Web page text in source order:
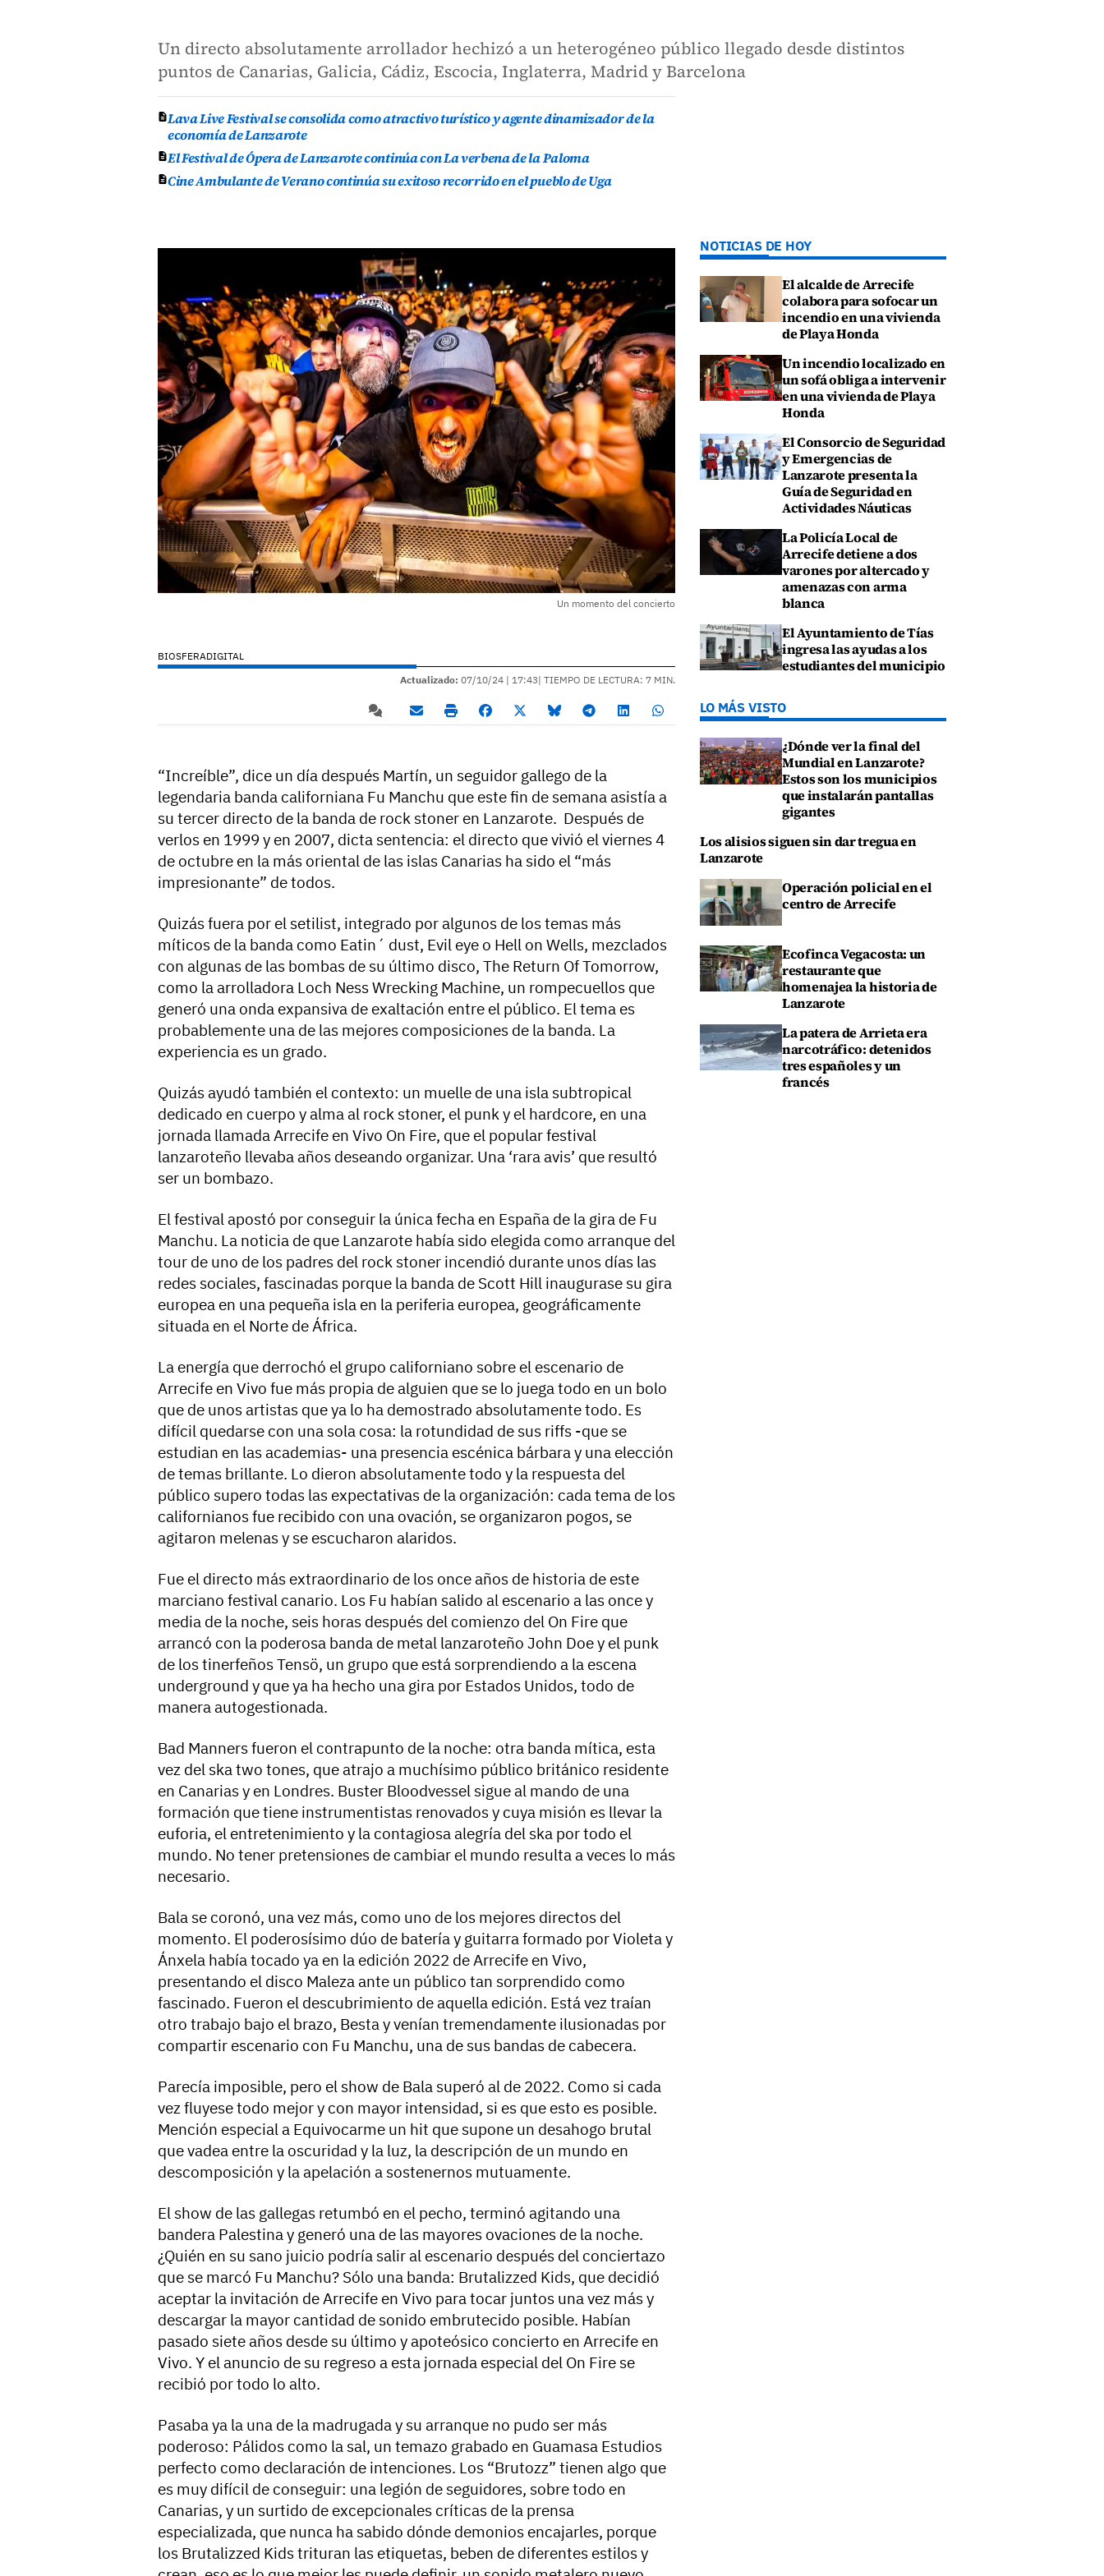
Un directo absolutamente arrollador hechizó a un heterogéneo público llegado desde distintos
puntos de Canarias, Galicia, Cádiz, Escocia, Inglaterra, Madrid y Barcelona
Lava Live Festival se consolida como atractivo turístico y agente dinamizador de la
economía de Lanzarote
El Festival de Ópera de Lanzarote continúa con La verbena de la Paloma
Cine Ambulante de Verano continúa su exitoso recorrido en el pueblo de Uga
Un momento del concierto
BIOSFERADIGITAL
Actualizado: 07/10/24 | 17:43| TIEMPO DE LECTURA: 7 MIN.
“Increíble”, dice un día después Martín, un seguidor gallego de la
legendaria banda californiana Fu Manchu que este fin de semana asistía a
su tercer directo de la banda de rock stoner en Lanzarote. Después de
verlos en 1999 y en 2007, dicta sentencia: el directo que vivió el viernes 4
de octubre en la más oriental de las islas Canarias ha sido el “más
impresionante” de todos.
Quizás fuera por el setilist, integrado por algunos de los temas más
míticos de la banda como Eatin´ dust, Evil eye o Hell on Wells, mezclados
con algunas de las bombas de su último disco, The Return Of Tomorrow,
como la arrolladora Loch Ness Wrecking Machine, un rompecuellos que
generó una onda expansiva de exaltación entre el público. El tema es
probablemente una de las mejores composiciones de la banda. La
experiencia es un grado.
Quizás ayudó también el contexto: un muelle de una isla subtropical
dedicado en cuerpo y alma al rock stoner, el punk y el hardcore, en una
jornada llamada Arrecife en Vivo On Fire, que el popular festival
lanzaroteño llevaba años deseando organizar. Una ‘rara avis’ que resultó
ser un bombazo.
El festival apostó por conseguir la única fecha en España de la gira de Fu
Manchu. La noticia de que Lanzarote había sido elegida como arranque del
tour de uno de los padres del rock stoner incendió durante unos días las
redes sociales, fascinadas porque la banda de Scott Hill inaugurase su gira
europea en una pequeña isla en la periferia europea, geográficamente
situada en el Norte de África.
La energía que derrochó el grupo californiano sobre el escenario de
Arrecife en Vivo fue más propia de alguien que se lo juega todo en un bolo
que de unos artistas que ya lo ha demostrado absolutamente todo. Es
difícil quedarse con una sola cosa: la rotundidad de sus riffs -que se
estudian en las academias- una presencia escénica bárbara y una elección
de temas brillante. Lo dieron absolutamente todo y la respuesta del
público supero todas las expectativas de la organización: cada tema de los
californianos fue recibido con una ovación, se organizaron pogos, se
agitaron melenas y se escucharon alaridos.
Fue el directo más extraordinario de los once años de historia de este
marciano festival canario. Los Fu habían salido al escenario a las once y
media de la noche, seis horas después del comienzo del On Fire que
arrancó con la poderosa banda de metal lanzaroteño John Doe y el punk
de los tinerfeños Tensö, un grupo que está sorprendiendo a la escena
underground y que ya ha hecho una gira por Estados Unidos, todo de
manera autogestionada.
Bad Manners fueron el contrapunto de la noche: otra banda mítica, esta
vez del ska two tones, que atrajo a muchísimo público británico residente
en Canarias y en Londres. Buster Bloodvessel sigue al mando de una
formación que tiene instrumentistas renovados y cuya misión es llevar la
euforia, el entretenimiento y la contagiosa alegría del ska por todo el
mundo. No tener pretensiones de cambiar el mundo resulta a veces lo más
necesario.
Bala se coronó, una vez más, como uno de los mejores directos del
momento. El poderosísimo dúo de batería y guitarra formado por Violeta y
Ánxela había tocado ya en la edición 2022 de Arrecife en Vivo,
presentando el disco Maleza ante un público tan sorprendido como
fascinado. Fueron el descubrimiento de aquella edición. Está vez traían
otro trabajo bajo el brazo, Besta y venían tremendamente ilusionadas por
compartir escenario con Fu Manchu, una de sus bandas de cabecera.
Parecía imposible, pero el show de Bala superó al de 2022. Como si cada
vez fluyese todo mejor y con mayor intensidad, si es que esto es posible.
Mención especial a Equivocarme un hit que supone un desahogo brutal
que vadea entre la oscuridad y la luz, la descripción de un mundo en
descomposición y la apelación a sostenernos mutuamente.
El show de las gallegas retumbó en el pecho, terminó agitando una
bandera Palestina y generó una de las mayores ovaciones de la noche.
¿Quién en su sano juicio podría salir al escenario después del conciertazo
que se marcó Fu Manchu? Sólo una banda: Brutalizzed Kids, que decidió
aceptar la invitación de Arrecife en Vivo para tocar juntos una vez más y
descargar la mayor cantidad de sonido embrutecido posible. Habían
pasado siete años desde su último y apoteósico concierto en Arrecife en
Vivo. Y el anuncio de su regreso a esta jornada especial del On Fire se
recibió por todo lo alto.
Pasaba ya la una de la madrugada y su arranque no pudo ser más
poderoso: Pálidos como la sal, un temazo grabado en Guamasa Estudios
perfecto como declaración de intenciones. Los “Brutozz” tienen algo que
es muy difícil de conseguir: una legión de seguidores, sobre todo en
Canarias, y un surtido de excepcionales críticas de la prensa
especializada, que nunca ha sabido dónde demonios encajarles, porque
los Brutalizzed Kids trituran las etiquetas, beben de diferentes estilos y
NOTICIAS DE HOY
El alcalde de Arrecife
colabora para sofocar un
incendio en una vivienda
de Playa Honda
Un incendio localizado en
un sofá obliga a intervenir
en una vivienda de Playa
Honda
El Consorcio de Seguridad
y Emergencias de
Lanzarote presenta la
Guía de Seguridad en
Actividades Náuticas
La Policía Local de
Arrecife detiene a dos
varones por altercado y
amenazas con arma
blanca
El Ayuntamiento de Tías
ingresa las ayudas a los
estudiantes del municipio
LO MÁS VISTO
¿Dónde ver la final del
Mundial en Lanzarote?
Estos son los municipios
que instalarán pantallas
gigantes
Los alisios siguen sin dar tregua en
Lanzarote
Operación policial en el
centro de Arrecife
Ecofinca Vegacosta: un
restaurante que
homenajea la historia de
Lanzarote
La patera de Arrieta era
narcotráfico: detenidos
tres españoles y un
francés